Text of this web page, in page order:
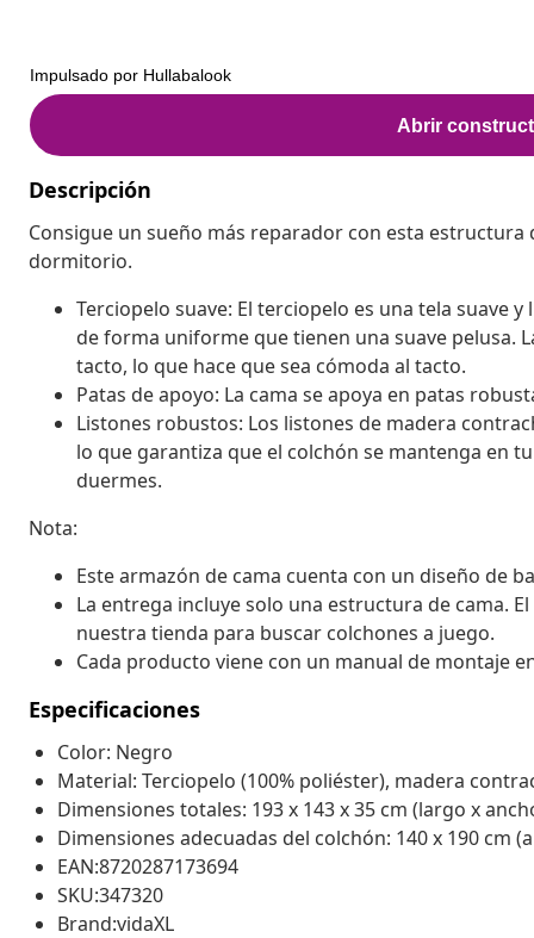
Descripción
Consigue un sueño más reparador con esta
dormitorio.
Terciopelo suave: El terciopelo es una tela suave
de forma uniforme que tienen una suave pelusa.
tacto, lo que hace que sea cómoda al tacto.
Patas de apoyo: La cama se apoya en patas
Listones robustos: Los listones de madera
lo que garantiza que el colchón se mantenga en
duermes.
Nota:
Este armazón de cama cuenta con un diseño de
La entrega incluye solo una estructura de cama.
nuestra tienda para buscar colchones a juego.
Cada producto viene con un manual de montaje
Especificaciones
Color: Negro
Material: Terciopelo (100% poliéster), madera
Dimensiones totales: 193 x 143 x 35 cm (largo x
Dimensiones adecuadas del colchón: 140 x 190 cm
EAN:8720287173694
SKU:347320
Brand:vidaXL